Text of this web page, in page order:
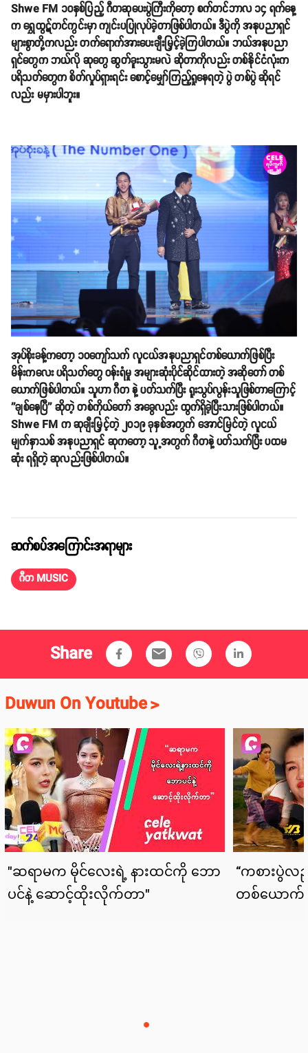
Shwe FM ၁၀နှစ်ပြည့် ဂီတဆုပေးပွဲကြီးကိုတော့ စက်တင်ဘာလ ၁၄ ရက်နေ့
က ရွှေထွဋ်တင်ကွင်းမှာ ကျင်းပပြုလုပ်ခဲ့တာဖြစ်ပါတယ်။ ဒီပွဲကို အနုပညာရှင်
များစွာတို့ကလည်း တက်ရောက်အားပေးချီးမြှင့်ခဲ့ကြပါတယ်။ ဘယ်အနုပညာ
ရှင်တွေက ဘယ်လို ဆုတွေ ဆွတ်ခူးသွားမလဲ ဆိုတာကိုလည်း တစ်နိုင်ငံလုံးက
ပရိသတ်တွေက စိတ်လှုပ်ရှားရင်း စောင့်မျှော်ကြည့်ရှုနေရတဲ့ ပွဲ တစ်ပွဲ ဆိုရင်
လည်း မမှားပါဘူး။
အုပ်စိုးခန့်ကတော့ ၁၀ကျော်သက် လူငယ်အနုပညာရှင်တစ်ယောက်ဖြစ်ပြီး
မိန်းကလေး ပရိသတ်တွေ ဝန်းရံမှု အများဆုံးပိုင်ဆိုင်ထားတဲ့ အဆိုတော် တစ်
ယောက်ဖြစ်ပါတယ်။ သူဟာ ဂီတ နဲ့ ပတ်သက်ပြီး ရူးသွပ်လွန်းသူဖြစ်တာကြောင့်
''ချစ်နေပြီ'' ဆိုတဲ့ တစ်ကိုယ်တော် အခွေလည်း ထွက်ရှိခဲ့ပြီးသားဖြစ်ပါတယ်။
Shwe FM က ဆုချီးမြှင့်တဲ့ ၂၀၁၉ ခုနှစ်အတွက် အောင်မြင်တဲ့ လူငယ်
မျက်နှာသစ် အနုပညာရှင် ဆုကတော့ သူ့အတွက် ဂီတနဲ့ ပတ်သက်ပြီး ပထမ
ဆုံး ရရှိတဲ့ ဆုလည်းဖြစ်ပါတယ်။
ဆက်စပ်အကြောင်းအရာများ
ဂီတ MUSIC
Share email
Duwun On Youtube>